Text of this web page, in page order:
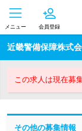
メニュー 会員登録
近畿警備保障株式
この求人は現在募
その他の募集情報